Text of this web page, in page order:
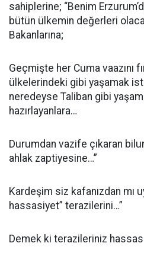
sahiplerine; “Benim
bütün ülkemin değerleri
Bakanlarına;
Geçmişte her Cuma vaazını
ülkelerindeki gibi yaşamak
neredeyse Taliban gibi
hazırlayanlara…
Durumdan vazife çıkaran
ahlak zaptiyesine…”
Kardeşim siz kafanızdan mı
hassasiyet” terazilerini…”
Demek ki terazileriniz